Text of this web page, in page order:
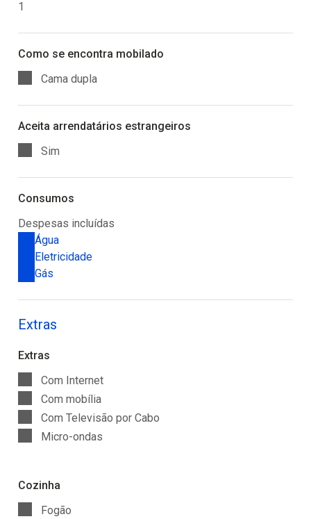
1
Como se encontra mobilado
Cama dupla
Aceita arrendatários estrangeiros
Sim
Consumos
Despesas incluídas
Água
Eletricidade
Gás
Extras
Extras
Com Internet
Com mobília
Com Televisão por Cabo
Micro-ondas
Cozinha
Fogão